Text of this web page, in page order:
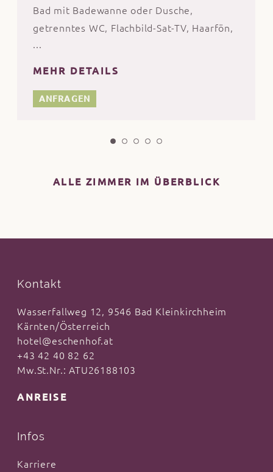
Bad mit Badewanne oder Dusche,
getrenntes WC, Flachbild-Sat-TV, Haarfön,
Kosmetikspiegel, Badetasche mit Bade-
erhältlich, WLAN, bequeme
Rücksprache an der Rezeption erlaubt!
MEHR DETAILS
ANFRAGEN
ALLE ZIMMER IM ÜBERBLICK
Kontakt
Wasserfallweg 12, 9546 Bad Kleinkirchheim
Kärnten/Österreich
hotel@eschenhof.at
+43 42 40 82 62
Mw.St.Nr.: ATU26188103
ANREISE
Infos
Karriere